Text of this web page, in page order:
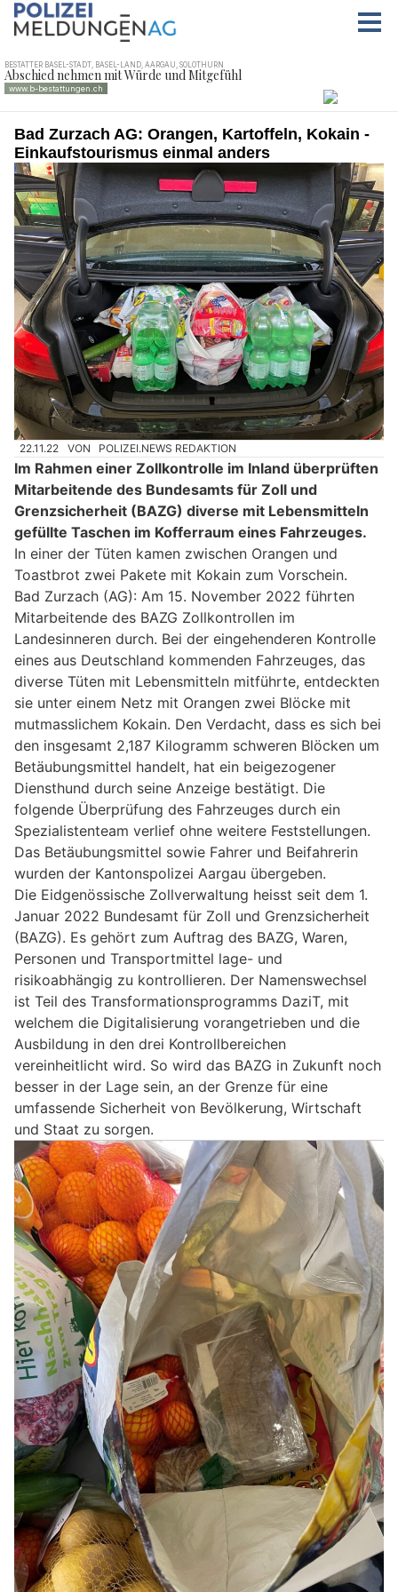
Bad Zurzach AG: Orangen, Kartoffeln, Kokain -
Einkaufstourismus einmal anders
22.11.22 VON POLIZEI.NEWS REDAKTION
Im Rahmen einer Zollkontrolle im Inland überprüften
Mitarbeitende des Bundesamts für Zoll und
Grenzsicherheit (BAZG) diverse mit Lebensmitteln
gefüllte Taschen im Kofferraum eines Fahrzeuges.
In einer der Tüten kamen zwischen Orangen und
Toastbrot zwei Pakete mit Kokain zum Vorschein.
Bad Zurzach (AG): Am 15. November 2022 führten
Mitarbeitende des BAZG Zollkontrollen im
Landesinneren durch. Bei der eingehenderen Kontrolle
eines aus Deutschland kommenden Fahrzeuges, das
diverse Tüten mit Lebensmitteln mitführte, entdeckten
sie unter einem Netz mit Orangen zwei Blöcke mit
mutmasslichem Kokain. Den Verdacht, dass es sich bei
den insgesamt 2,187 Kilogramm schweren Blöcken um
Betäubungsmittel handelt, hat ein beigezogener
Diensthund durch seine Anzeige bestätigt. Die
folgende Überprüfung des Fahrzeuges durch ein
Spezialistenteam verlief ohne weitere Feststellungen.
Das Betäubungsmittel sowie Fahrer und Beifahrerin
wurden der Kantonspolizei Aargau übergeben.
Die Eidgenössische Zollverwaltung heisst seit dem 1.
Januar 2022 Bundesamt für Zoll und Grenzsicherheit
(BAZG). Es gehört zum Auftrag des BAZG, Waren,
Personen und Transportmittel lage- und
risikoabhängig zu kontrollieren. Der Namenswechsel
ist Teil des Transformationsprogramms DaziT, mit
welchem die Digitalisierung vorangetrieben und die
Ausbildung in den drei Kontrollbereichen
vereinheitlicht wird. So wird das BAZG in Zukunft noch
besser in der Lage sein, an der Grenze für eine
umfassende Sicherheit von Bevölkerung, Wirtschaft
und Staat zu sorgen.